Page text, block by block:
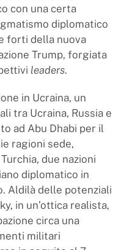
con una certa
diplomatico
forti della nuova
Trump, forgiata
leaders.
in Ucraina, un
tra Ucraina, Russia e
ad Abu Dhabi per il
ragioni sede,
due nazioni
diplomatico in
Aldilà delle potenziali
in un’ottica realista,
circa una
militari